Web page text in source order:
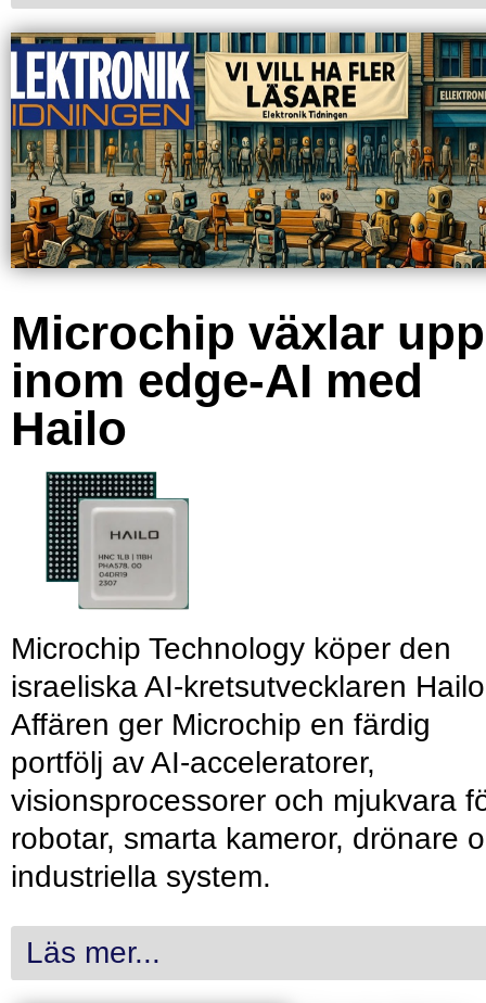
Microchip växlar upp
inom edge-AI med
Hailo
Microchip Technology köper den
israeliska AI-kretsutvecklaren
Affären ger Microchip en färdig
portfölj av AI-acceleratorer,
visionsprocessorer och mjukvara
robotar, smarta kameror, drönare
industriella system.
Läs mer...